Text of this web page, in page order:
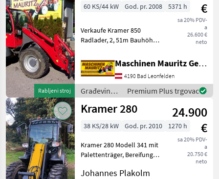
Rabljeni stroj
€
sa 20% PDV-
a
26.600 €
neto
60 KS/44 kW God. pr. 2008 5371 h
Verkaufe Kramer 850
Radlader, 2, 51m Bauhöhe,
Zusatzkreis vorne,
hydraulische
Geräteverriegelung, inkl.
Palettengabel und
Schaufel, Sicherheitspaket,
a
Maschinen Mauritz GesmbH
4190 Bad Leonfelden
Građevinski
strojevi /
Kramer
Premium Plus trgovac
Kramer 280
24.900
€
sa 20% PDV-
a
20.750 €
neto
38 KS/28 kW God. pr. 2010 1270 h
Kramer 280 Modell 341 mit
Palettenträger, Bereifung
repariert Hidraulično
Johannes Plakolm